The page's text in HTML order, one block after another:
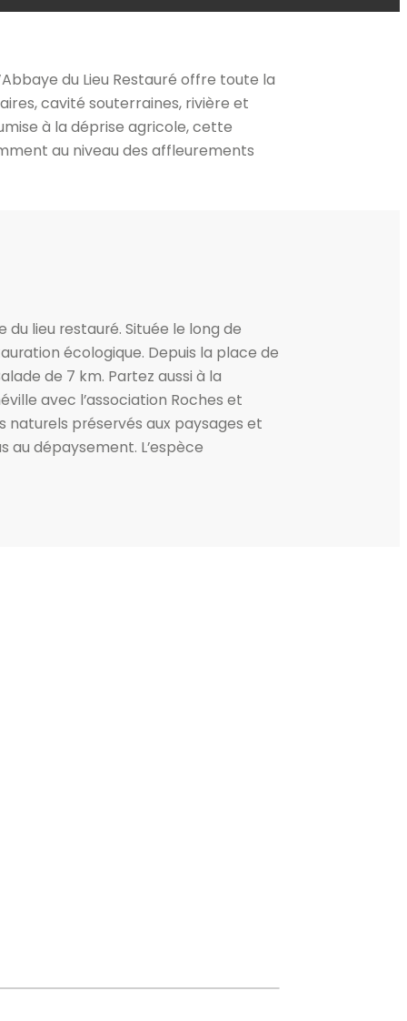
du Lieu Restauré offre toute la
cavité souterraines, rivière et
à la déprise agricole, cette
au niveau des affleurements
lieu restauré. Située le long de
écologique. Depuis la place de
de 7 km. Partez aussi à la
avec l’association Roches et
naturels préservés aux paysages et
au dépaysement. L’espèce